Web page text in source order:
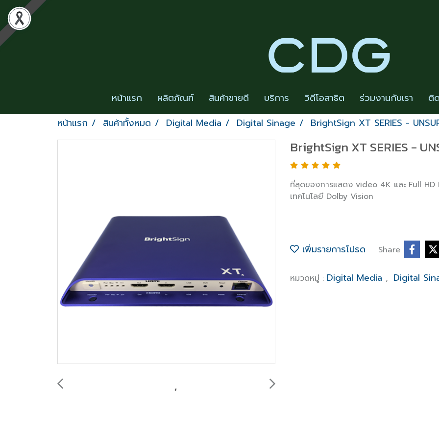
หน้าแรก ผลิตภัณฑ์ สินค้าขายดี บริการ วิดีโอสาธิต ร่วมงานกับเรา
ติ
หน้าแรก
สินค้าทั้งหมด Digital Media Digital Sinage BrightSign XT SERIES -
BrightSign XT SERIES -
ที่สุดของการแสดง video 4K และ Full
เทคโนโลยี Dolby Vision
เพิ่มรายการโปรด Share
หมวดหมู่ : Digital Media , Digital